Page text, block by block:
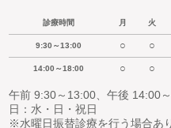
診療時間 月 火
9:30～13:00 ○ ○
14:00～18:00 ○ ○
午前 9:30～13:00、午後 14:00
日：水・日・祝日
※水曜日振替診療を行う場合あ